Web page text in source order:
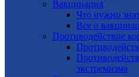
Вакцинация
Что нужно
Все о
Противодействие
экстремизма